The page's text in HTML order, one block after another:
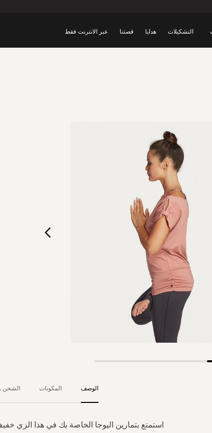
التشكيلات هدايا قصتنا عبر الانترنت فقط
الوصف
استمتع بتمارين اليوجا الخاصة بك في هذا الزي
المكونات الشحن